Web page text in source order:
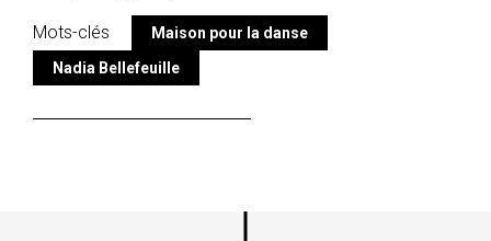
Mots-clés
Maison pour la danse
Nadia Bellefeuille